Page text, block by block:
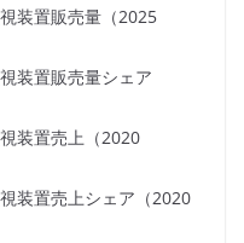
装置販売量（2025
装置販売量シェア
装置売上（2020
装置売上シェア（2020